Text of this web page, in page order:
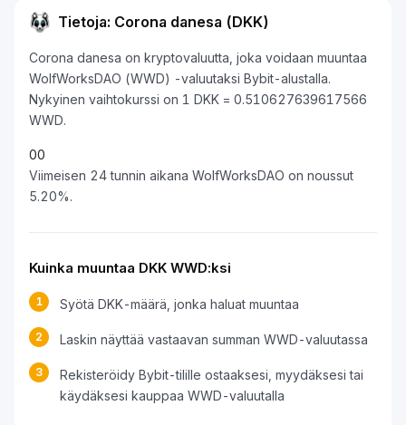
Tietoja: Corona danesa (DKK)
Corona danesa on kryptovaluutta, joka voidaan muuntaa
WolfWorksDAO (WWD) -valuutaksi Bybit-alustalla.
Nykyinen vaihtokurssi on 1 DKK = 0.510627639617566
WWD.
00
Viimeisen 24 tunnin aikana WolfWorksDAO on noussut
5.20%.
Kuinka muuntaa DKK WWD:ksi
1 Syötä DKK-määrä, jonka haluat muuntaa
2 Laskin näyttää vastaavan summan WWD-valuutassa
3
Rekisteröidy Bybit-tilille ostaaksesi, myydäksesi tai
käydäksesi kauppaa WWD-valuutalla